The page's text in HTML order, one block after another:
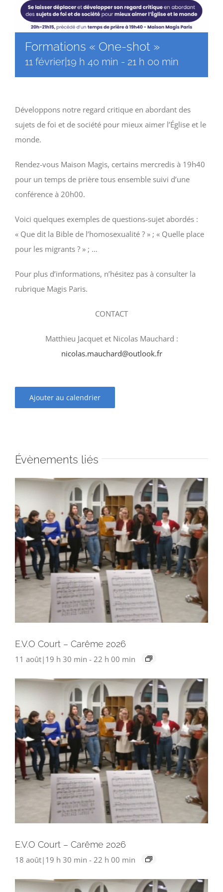
Formations « One-shot »
11 février|19 h 40 min - 21 h 00 min
Développons notre regard critique en abordant des
sujets de foi et de société pour mieux aimer l’Église et le
monde.
Rendez-vous Maison Magis, certains mercredis à 19h40
pour un temps de prière tous ensemble suivi d’une
conférence à 20h00.
Voici quelques exemples de questions-sujet abordés :
« Que dit la Bible de l’homosexualité ? » ; « Quelle place
pour les migrants ? » ; …
Pour plus d’informations, n’hésitez pas à consulter la
rubrique Magis Paris.
CONTACT
Matthieu Jacquet et Nicolas Mauchard :
nicolas.mauchard@outlook.fr
Ajouter au calendrier
Évènements liés
E.V.O Court – Carême 2026
11 août|19 h 30 min - 22 h 00 min
E.V.O Court – Carême 2026
18 août|19 h 30 min - 22 h 00 min